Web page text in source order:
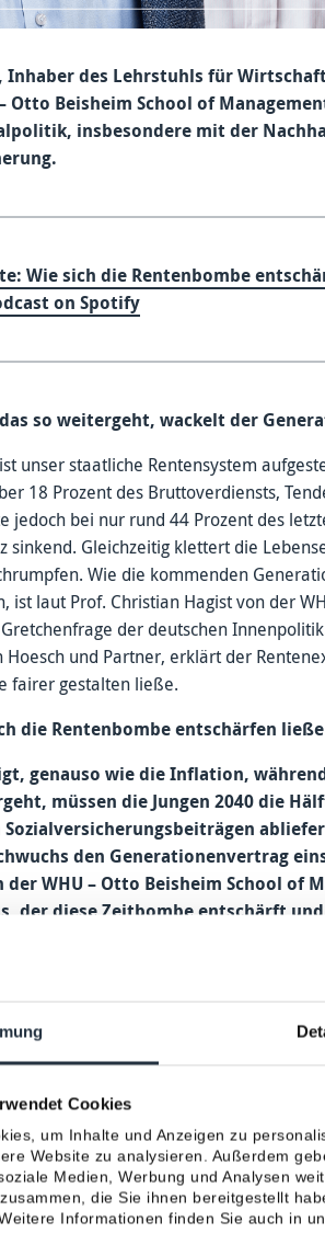
Cookies
um Inhalte und Anzeigen zu
Website zu analysieren. Außerdem
Medien, Werbung und Analysen
die Sie ihnen bereitgestellt
Informationen finden Sie auch in
Inhaber des Lehrstuhls für
Otto Beisheim School of
insbesondere mit der
Wie sich die Rentenbombe
on Spotify
so weitergeht, wackelt der
unser staatliche Rentensystem
18 Prozent des Bruttoverdiensts,
jedoch bei nur rund 44 Prozent des
sinkend. Gleichzeitig klettert die
Wie die kommenden
ist laut Prof. Christian Hagist von der
der deutschen
Hoesch und Partner, erklärt der
fairer gestalten ließe.
die Rentenbombe entschärfen ließe
genauso wie die Inflation,
müssen die Jungen 2040 die
den Generationenvertrag
WHU – Otto Beisheim School of
der diese Zeitbombe entschärft und
fairer und sicherer macht.
mehr rausnehmen, das funktioniert
Hagist von der WHU – Otto
die Tatsache an, dass das
die Lebenserwartung, während die
Jahrgänge gehen in Rente
nach ihnen sollen ihren
Jungen bald 25 Prozent ihres
nicht so problematisch aussieht –